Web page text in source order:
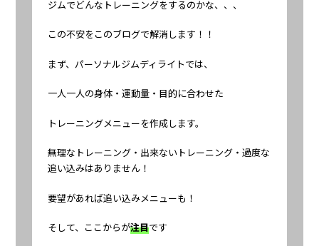
ジムでどんなトレーニングをするのかな、、、
この不安をこのブログで解消します！！
まず、パーソナルジムディライトでは、
一人一人の身体・運動量・目的に合わせた
トレーニングメニューを作成します。
無理なトレーニング・出来ないトレーニング・過度な
追い込みはありません！
要望があれば追い込みメニューも！
そして、ここからが注目です